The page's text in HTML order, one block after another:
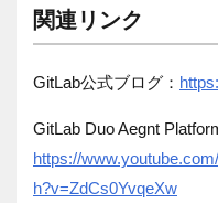
関連リンク
GitLab公式ブログ：
GitLab Duo Aegnt
https://
h?v=ZdCs0YvqeXw